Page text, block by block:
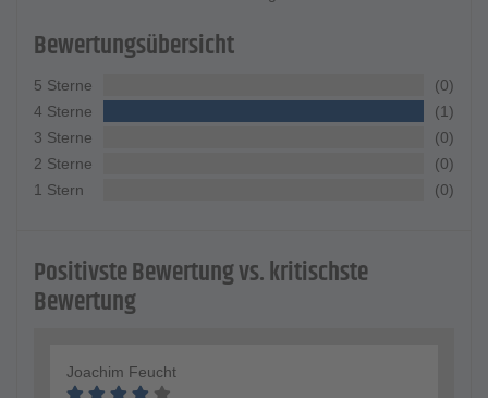
Bewertungsübersicht
5 Sterne
(0)
4 Sterne
(1)
3 Sterne
(0)
2 Sterne
(0)
1 Stern
(0)
Positivste Bewertung vs. kritischste
Bewertung
Joachim Feucht